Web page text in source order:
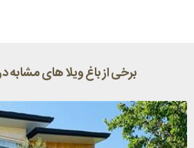
برخی از باغ ویلا های مشابه